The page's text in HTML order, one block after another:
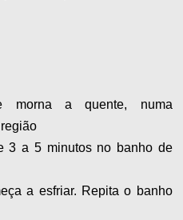
morna a quente, numa
3 a 5 minutos no banho de
a esfriar. Repita o banho